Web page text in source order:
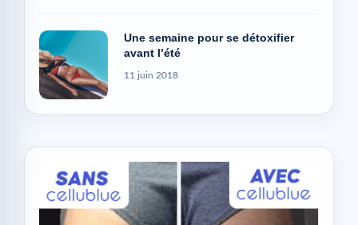
Une semaine pour se détoxifier
avant l’été
11 juin 2018